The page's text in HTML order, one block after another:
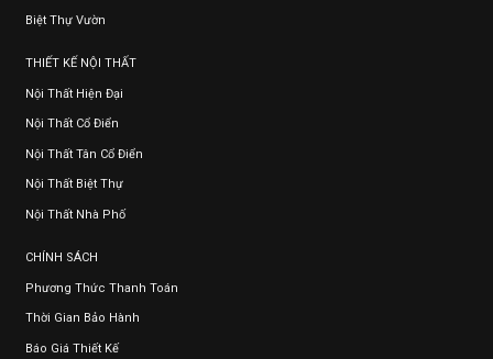
Biệt Thự Vườn
THIẾT KẾ NỘI THẤT
Nội Thất Hiện Đại
Nội Thất Cổ Điển
Nội Thất Tân Cổ Điển
Nội Thất Biệt Thự
Nội Thất Nhà Phố
CHÍNH SÁCH
Phương Thức Thanh Toán
Thời Gian Bảo Hành
Báo Giá Thiết Kế